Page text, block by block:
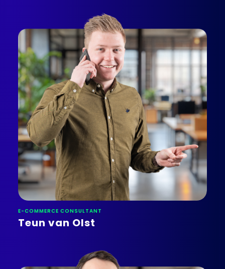
E-COMMERCE CONSULTANT
Teun van Olst